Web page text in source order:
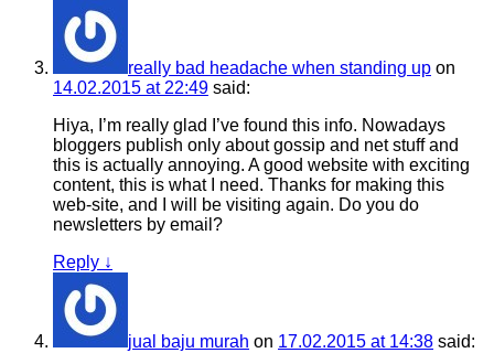
really bad headache when standing up on
14.02.2015 at 22:49 said:
Hiya, I’m really glad I’ve found this info. Nowadays
bloggers publish only about gossip and net stuff and
this is actually annoying. A good website with exciting
content, this is what I need. Thanks for making this
web-site, and I will be visiting again. Do you do
newsletters by email?
Reply ↓
jual baju murah on 17.02.2015 at 14:38 said: